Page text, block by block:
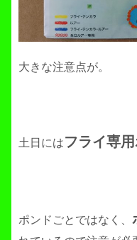
大きな注意点が。
土日にはフライ専
ポンドごとではなく、